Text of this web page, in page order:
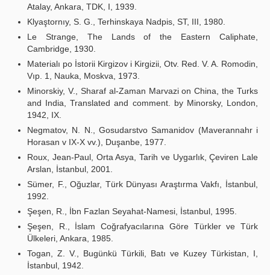
Atalay, Ankara, TDK, I, 1939.
Klyaştornıy, S. G., Terhinskaya Nadpis, ST, III, 1980.
Le Strange, The Lands of the Eastern Caliphate,
Cambridge, 1930.
Materialı po İstorii Kirgizov i Kirgizii, Otv. Red. V. A. Romodin,
Vıp. 1, Nauka, Moskva, 1973.
Minorskiy, V., Sharaf al-Zaman Marvazi on China, the Turks
and India, Translated and comment. by Minorsky, London,
1942, IX.
Negmatov, N. N., Gosudarstvo Samanidov (Maverannahr i
Horasan v IX-X vv.), Duşanbe, 1977.
Roux, Jean-Paul, Orta Asya, Tarih ve Uygarlık, Çeviren Lale
Arslan, İstanbul, 2001.
Sümer, F., Oğuzlar, Türk Dünyası Araştırma Vakfı, İstanbul,
1992.
Şeşen, R., İbn Fazlan Seyahat-Namesi, İstanbul, 1995.
Şeşen, R., İslam Coğrafyacılarına Göre Türkler ve Türk
Ülkeleri, Ankara, 1985.
Togan, Z. V., Bugünkü Türkili, Batı ve Kuzey Türkistan, I,
İstanbul, 1942.